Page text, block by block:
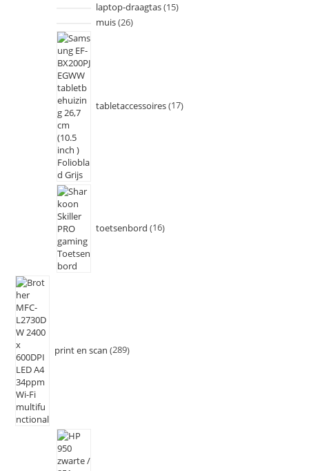
laptop-draagtas 15
muis 26
tabletaccessoires 17
toetsenbord 16
print en scan 289